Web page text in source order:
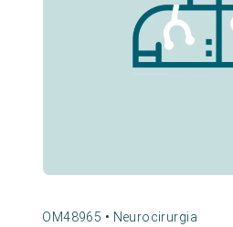
OM48965 • Neurocirurgia